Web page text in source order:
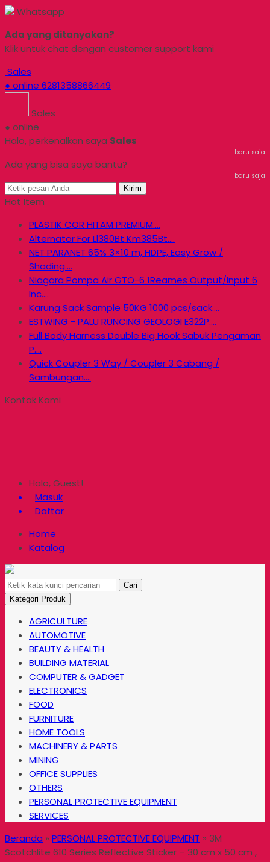
Whatsapp
Ada yang ditanyakan?
Klik untuk chat dengan customer support kami
Sales
● online 6281358866449
Sales
● online
Halo, perkenalkan saya Sales
baru saja
Ada yang bisa saya bantu?
baru saja
Kirim
Hot Item
PLASTIK COR HITAM PREMIUM....
Alternator For Ll380Bt Km385Bt....
NET PARANET 65% 3×10 m, HDPE, Easy Grow /
Shading....
Niagara Pompa Air GTO-6 1Reames Output/Input 6
Inc....
Karung Sack Sample 50KG 1000 pcs/sack....
ESTWING - PALU RUNCING GEOLOGI E322P....
Full Body Harness Double Big Hook Sabuk Pengaman
P....
Quick Coupler 3 Way / Coupler 3 Cabang /
Sambungan....
Kontak Kami
Halo, Guest!
Masuk
Daftar
Home
Katalog
Cari
Kategori Produk
AGRICULTURE
AUTOMOTIVE
BEAUTY & HEALTH
BUILDING MATERIAL
COMPUTER & GADGET
ELECTRONICS
FOOD
FURNITURE
HOME TOOLS
MACHINERY & PARTS
MINING
OFFICE SUPPLIES
OTHERS
PERSONAL PROTECTIVE EQUIPMENT
SERVICES
Beranda » PERSONAL PROTECTIVE EQUIPMENT » 3M
Scotchlite 610 Series Reflective Sticker – 30 cm x 50 cm ,